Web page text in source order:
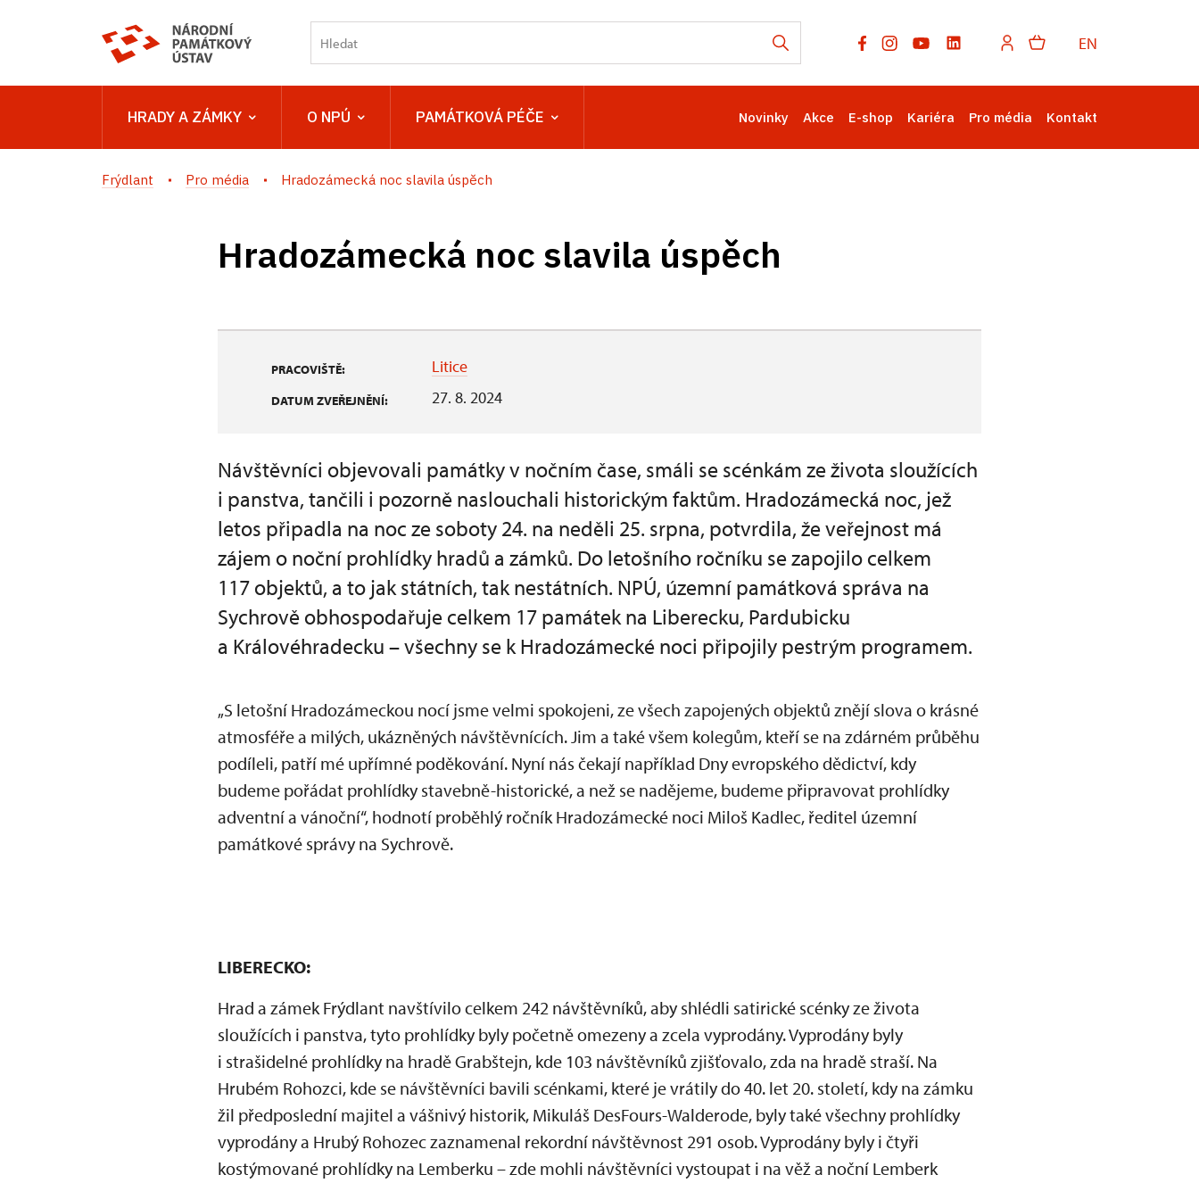
EN
HRADY A ZÁMKY O NPÚ PAMÁTKOVÁ PÉČE Novinky Akce E-shop Kariéra Pro média Kontakt
Frýdlant Pro média Hradozámecká noc slavila úspěch
Hradozámecká noc slavila úspěch
PRACOVIŠTĚ: Litice
DATUM ZVEŘEJNĚNÍ: 27. 8. 2024
Návštěvníci objevovali památky v nočním čase, smáli se scénkám ze života sloužících
i panstva, tančili i pozorně naslouchali historickým faktům. Hradozámecká noc, jež
letos připadla na noc ze soboty 24. na neděli 25. srpna, potvrdila, že veřejnost má
zájem o noční prohlídky hradů a zámků. Do letošního ročníku se zapojilo celkem
117 objektů, a to jak státních, tak nestátních. NPÚ, územní památková správa na
Sychrově obhospodařuje celkem 17 památek na Liberecku, Pardubicku
a Královéhradecku – všechny se k Hradozámecké noci připojily pestrým programem.
„S letošní Hradozámeckou nocí jsme velmi spokojeni, ze všech zapojených objektů znějí slova o krásné
atmosféře a milých, ukázněných návštěvnících. Jim a také všem kolegům, kteří se na zdárném průběhu
podíleli, patří mé upřímné poděkování. Nyní nás čekají například Dny evropského dědictví, kdy
budeme pořádat prohlídky stavebně-historické, a než se nadějeme, budeme připravovat prohlídky
adventní a vánoční“, hodnotí proběhlý ročník Hradozámecké noci Miloš Kadlec, ředitel územní
památkové správy na Sychrově.
LIBERECKO:
Hrad a zámek Frýdlant navštívilo celkem 242 návštěvníků, aby shlédli satirické scénky ze života
sloužících i panstva, tyto prohlídky byly početně omezeny a zcela vyprodány. Vyprodány byly
i strašidelné prohlídky na hradě Grabštejn, kde 103 návštěvníků zjišťovalo, zda na hradě straší. Na
Hrubém Rohozci, kde se návštěvníci bavili scénkami, které je vrátily do 40. let 20. století, kdy na zámku
žil předposlední majitel a vášnivý historik, Mikuláš DesFours-Walderode, byly také všechny prohlídky
vyprodány a Hrubý Rohozec zaznamenal rekordní návštěvnost 291 osob. Vyprodány byly i čtyři
kostýmované prohlídky na Lemberku – zde mohli návštěvníci vystoupat i na věž a noční Lemberk